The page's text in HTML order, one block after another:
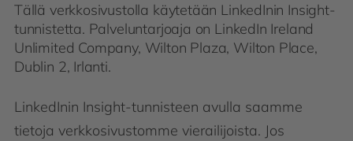
Tällä verkkosivustolla käytetään LinkedInin Insight-
tunnistetta. Palveluntarjoaja on LinkedIn Ireland
Unlimited Company, Wilton Plaza, Wilton Place,
Dublin 2, Irlanti.
LinkedInin Insight-tunnisteen avulla saamme
tietoja verkkosivustomme vierailijoista. Jos